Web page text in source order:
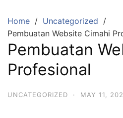
content
Home
Uncategorized
Pembuatan Website Cimahi
Pembuatan
Profesional
UNCATEGORIZED · MAY 11,